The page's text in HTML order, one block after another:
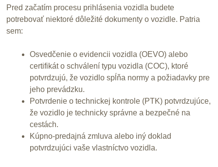
Pred začatím procesu prihlásenia vozidla budete
potrebovať niektoré dôležité dokumenty o vozidle. Patria
sem:
Osvedčenie o evidencii vozidla (OEVO) alebo
certifikát o schválení typu vozidla (COC), ktoré
potvrdzujú, že vozidlo spĺňa normy a požiadavky pre
jeho prevádzku.
Potvrdenie o technickej kontrole (PTK) potvrdzujúce,
že vozidlo je technicky správne a bezpečné na
cestách.
Kúpno-predajná zmluva alebo iný doklad
potvrdzujúci vaše vlastníctvo vozidla.